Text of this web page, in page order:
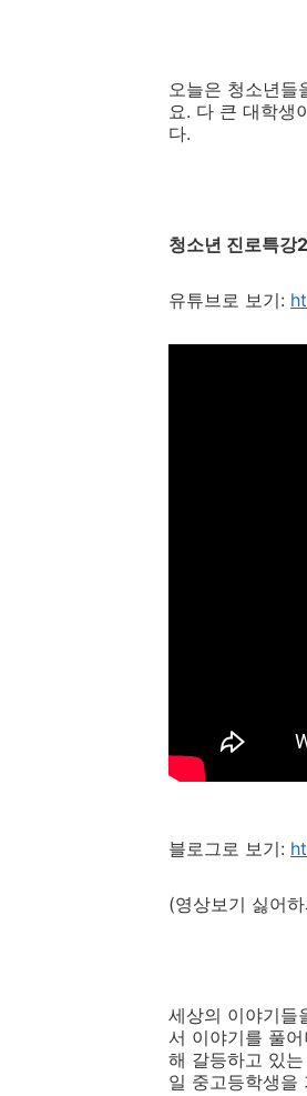
오늘은 청소년들
요. 다 큰 대학생
다.
청소년 진로특강2
유튜브로 보기:
블로그로 보기:
(영상보기 싫어
세상의 이야기들
서 이야기를 풀
해 갈등하고 있는
일 중고등학생을